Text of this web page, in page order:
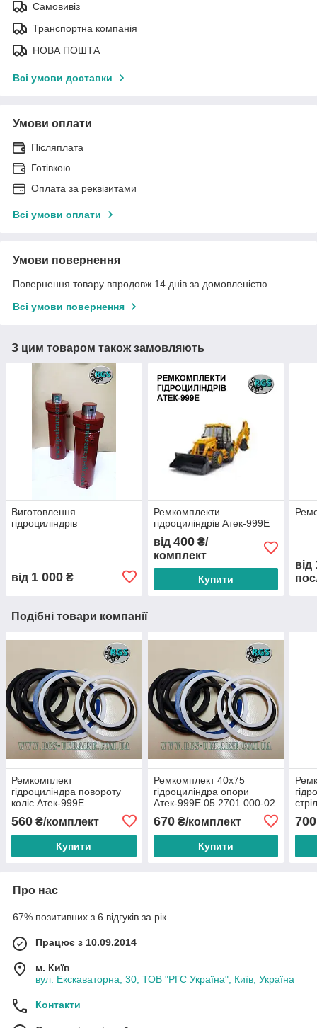
Самовивіз
Транспортна компанія
НОВА ПОШТА
Всі умови доставки
Умови оплати
Післяплата
Готівкою
Оплата за реквізитами
Всі умови оплати
Умови повернення
Повернення товару впродовж 14 днів за домовленістю
Всі умови повернення
З цим товаром також замовляють
Виготовлення
гідроциліндрів
від 1 000 ₴
Ремкомплекти
гідроциліндрів Атек-999Е
від 400₴/
комплект
Купити
від
Подібні товари компанії
Ремкомплект
гідроциліндра повороту
коліс Атек-999Е
560 ₴/комплект
Купити
Ремкомплект 40х75
гідроциліндра опори
Атек-999Е 05.2701.000-02
670₴/комплект
Купити
700
Про нас
67% позитивних з 6 відгуків за рік
Працює з 10.09.2014
м. Київ
вул. Екскаваторна, 30, ТОВ "РГС Україна", Київ, Україна
Контакти